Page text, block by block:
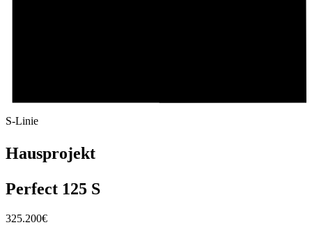
S-Linie
Hausprojekt
Perfect 125 S
325.200€